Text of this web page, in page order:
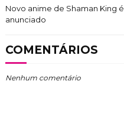
Novo anime de Shaman King é
anunciado
COMENTÁRIOS
Nenhum comentário